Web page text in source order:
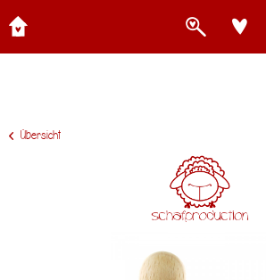
Übersicht